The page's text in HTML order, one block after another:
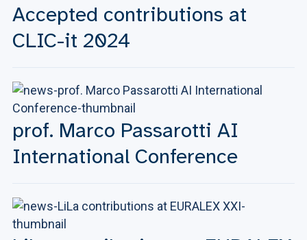
Accepted contributions at
CLIC-it 2024
prof. Marco Passarotti AI
International Conference